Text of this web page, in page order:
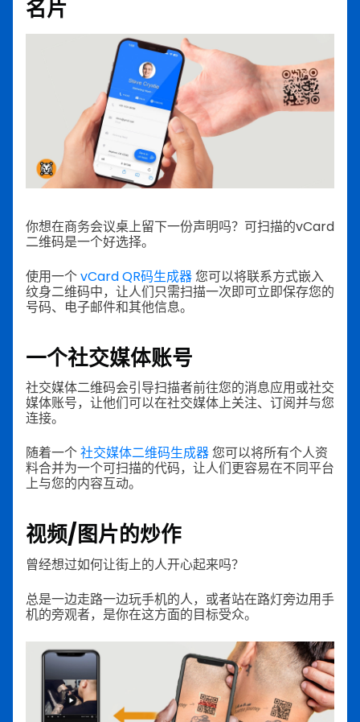
名片
你想在商务会议桌上留下一份声明吗？可扫描的vCard
二维码是一个好选择。
使用一个vCard QR码生成器您可以将联系方式嵌入
纹身二维码中，让人们只需扫描一次即可立即保存您的
号码、电子邮件和其他信息。
一个社交媒体账号
社交媒体二维码会引导扫描者前往您的消息应用或社交
媒体账号，让他们可以在社交媒体上关注、订阅并与您
连接。
随着一个社交媒体二维码生成器您可以将所有个人资
料合并为一个可扫描的代码，让人们更容易在不同平台
上与您的内容互动。
视频/图片的炒作
曾经想过如何让街上的人开心起来吗？
总是一边走路一边玩手机的人，或者站在路灯旁边用手
机的旁观者，是你在这方面的目标受众。